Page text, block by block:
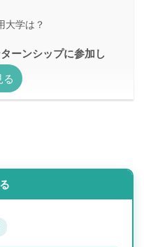
大学は？
ーンシップに参加し